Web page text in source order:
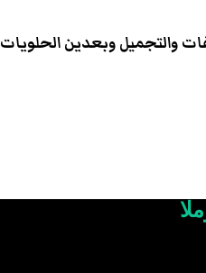
والتجميل وبعدين الحلويات